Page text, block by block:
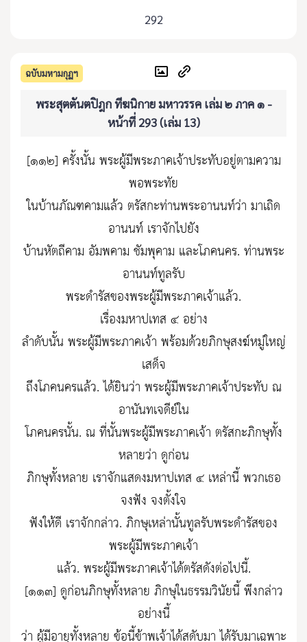
292
ฉบับมหามกุฏฯ
พระสุตตันตปิฎก ทีฆนิกาย มหาวรรค เล่ม ๒ ภาค ๑ -
หน้าที่ 293 (เล่ม 13)
[๑๑๒] ครั้งนั้น พระผู้มีพระภาคเจ้าประทับอยู่ตามความ
พอพระทัย
ในบ้านภัณฑคามแล้ว ตรัสกะท่านพระอานนท์ว่า มาเถิด
อานนท์ เราจักไปยัง
บ้านหัตถีคาม อัมพคาม ชัมพุคาม และโภคนคร. ท่านพระ
อานนท์ทูลรับ
พระดำรัสของพระผู้มีพระภาคเจ้าแล้ว.
เรื่องมหาปเทส ๔ อย่าง
ลำดับนั้น พระผู้มีพระภาคเจ้า พร้อมด้วยภิกษุสงฆ์หมู่ใหญ่
เสด็จ
ถึงโภคนครแล้ว. ได้ยินว่า พระผู้มีพระภาคเจ้าประทับ ณ
อานันทเจดีย์ใน
โภคนครนั้น. ณ ที่นั้นพระผู้มีพระภาคเจ้า ตรัสกะภิกษุทั้ง
หลายว่า ดูก่อน
ภิกษุทั้งหลาย เราจักแสดงมหาปเทส ๔ เหล่านี้ พวกเธอ
จงฟัง จงตั้งใจ
ฟังให้ดี เราจักกล่าว. ภิกษุเหล่านั้นทูลรับพระดำรัสของ
พระผู้มีพระภาคเจ้า
แล้ว. พระผู้มีพระภาคเจ้าได้ตรัสดังต่อไปนี้.
[๑๑๓] ดูก่อนภิกษุทั้งหลาย ภิกษุในธรรมวินัยนี้ พึงกล่าว
อย่างนี้
ว่า ผู้มีอายุทั้งหลาย ข้อนี้ข้าพเจ้าได้สดับมา ได้รับมาเฉพาะ